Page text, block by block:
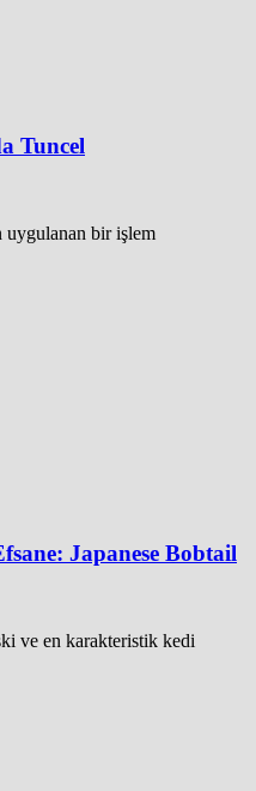
Tuncel
uygulanan bir işlem
Japanese Bobtail
ve en karakteristik kedi